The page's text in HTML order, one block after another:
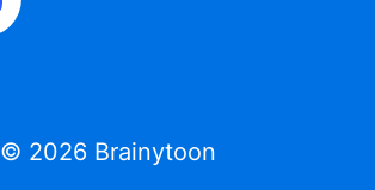
© 2026 Brainytoon